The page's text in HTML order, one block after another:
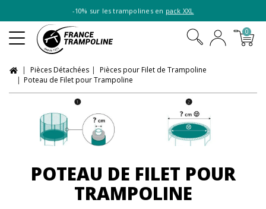
-10% sur les trampolines en pack XXL
0
Pièces Détachées
Pièces pour Filet de Trampoline
Poteau de Filet pour Trampoline
POTEAU DE FILET POUR
TRAMPOLINE